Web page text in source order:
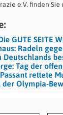
e.V. finden Sie
GUTE SEITE
Radeln
Deutschlands
Tag der
rettete
Olympia-